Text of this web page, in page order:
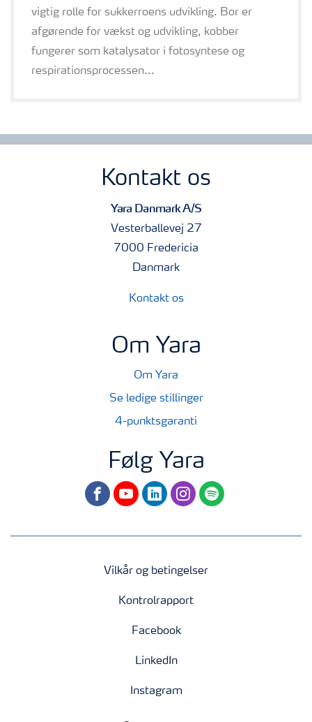
vigtig rolle for sukkerroens udvikling. Bor er
afgørende for vækst og udvikling, kobber
fungerer som katalysator i fotosyntese og
respirationsprocessen...
Kontakt os
Yara Danmark A/S
Vesterballevej 27
7000 Fredericia
Danmark
Kontakt os
Om Yara
Om Yara
Se ledige stillinger
4-punktsgaranti
Følg Yara
facebookyoutubelinkedininstagram
spotify
Vilkår og betingelser
Kontrolrapport
Facebook
LinkedIn
Instagram